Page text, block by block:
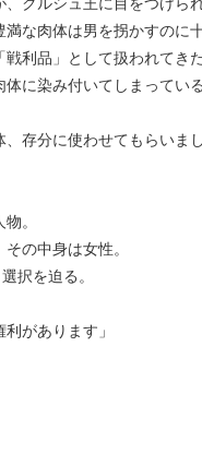
な肉体は男を拐かすのに
利品」として扱われてき
に染み付いてしまってい
、存分に使わせてもらい
。
の中身は女性。
択を迫る。
があります」